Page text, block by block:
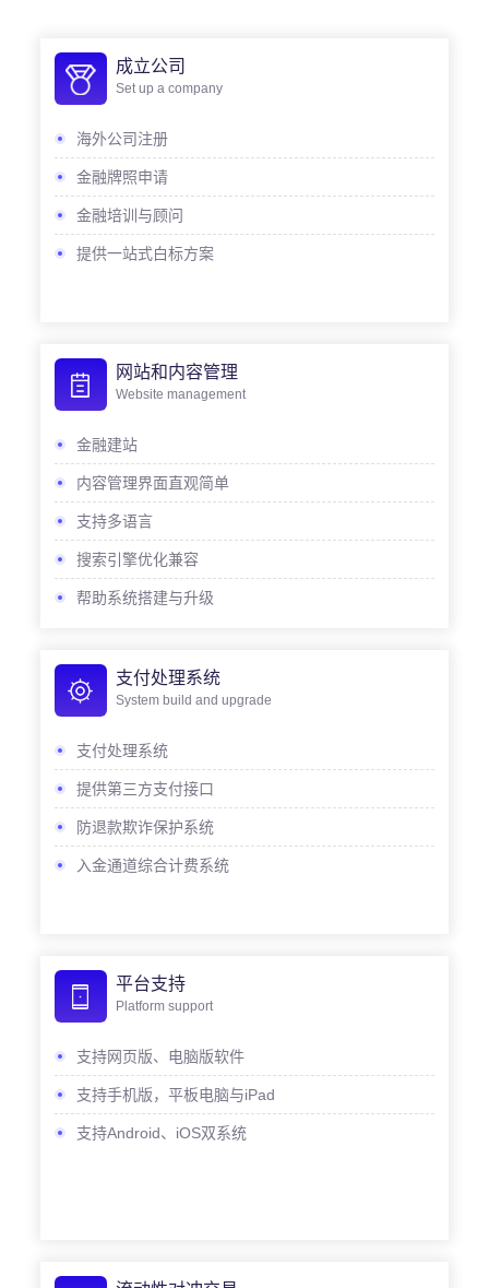
成立公司
Set up a company
海外公司注册
金融牌照申请
金融培训与顾问
提供一站式白标方案
网站和内容管理
Website management
金融建站
内容管理界面直观简单
支持多语言
搜索引擎优化兼容
帮助系统搭建与升级
支付处理系统
System build and upgrade
支付处理系统
提供第三方支付接口
防退款欺诈保护系统
入金通道综合计费系统
平台支持
Platform support
支持网页版、电脑版软件
支持手机版，平板电脑与iPad
支持Android、iOS双系统